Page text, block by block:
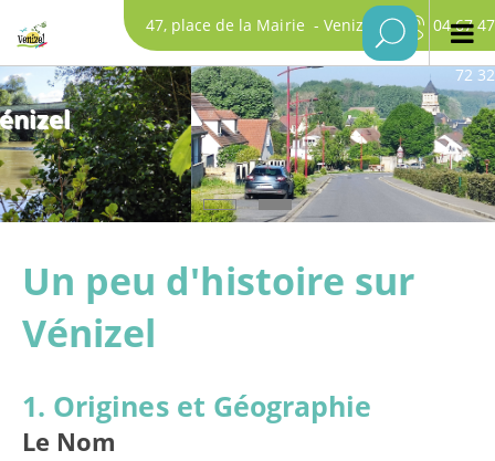
47, place de la Mairie - Venizel 04 67 47
72 32
Un peu d'histoire sur
Vénizel
1. Origines et Géographie
Le Nom